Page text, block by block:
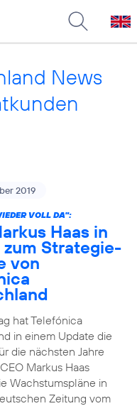
News
2019
VOLL DA":
Haas in
zum Strategie-
von
hat Telefónica
in einem Update die
die nächsten Jahre
Markus Haas
Wachstumspläne in
Zeitung vom